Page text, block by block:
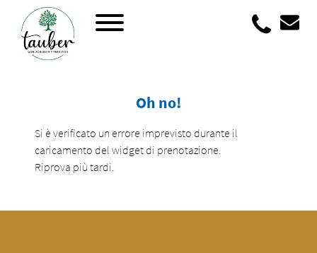
+39
Oh no!
Si è verificato un errore imprevisto durante il
caricamento del widget di prenotazione.
Riprova più tardi.